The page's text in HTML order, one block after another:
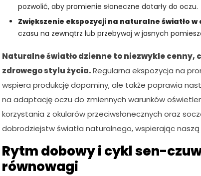
pozwolić, aby promienie słoneczne dotarły do oczu.
Zwiększenie ekspozycji na naturalne światło w
czasu na zewnątrz lub przebywaj w jasnych
Naturalne światło dzienne to niezwykle cenny,
zdrowego stylu życia.Regularna ekspozycja na
wspiera produkcję dopaminy, ale także poprawia
na adaptację oczu do zmiennych warunków
korzystania z okularów przeciwsłonecznych oraz
dobrodziejstw światła naturalnego, wspierając
Rytm dobowy i cykl sen-
równowagi